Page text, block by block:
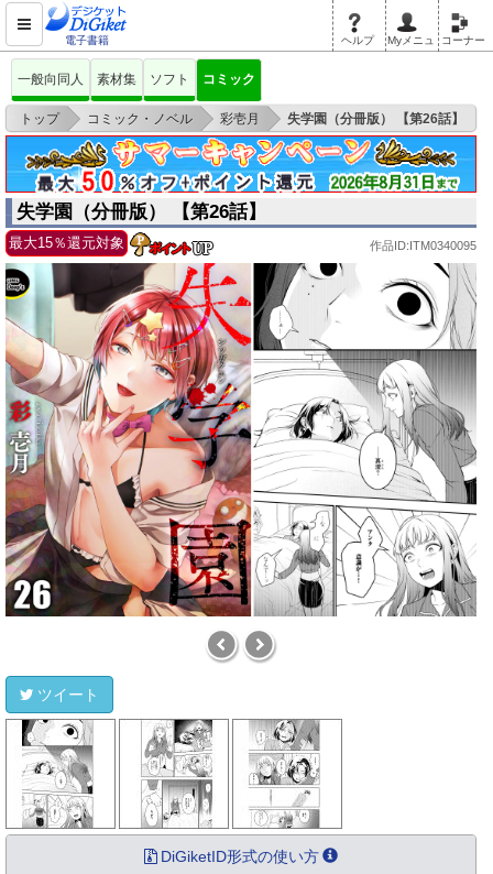
電子書籍 ヘルプ Myメニュ コーナー
一般向同人 素材集 ソフト コミック
トップ > コミック・ノベル > 彩壱月 > 失学園（分冊版） 【第26話】
失学園（分冊版） 【第26話】
最大15％還元対象 作品ID:ITM0340095
ツイート
DiGiketID形式の使い方